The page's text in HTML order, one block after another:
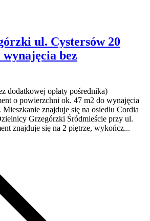
ul. Cystersów 20
wynajęcia bez
dodatkowej opłaty pośrednika)
o powierzchni ok. 47 m2 do wynajęcia
znajduje się na osiedlu Cordia
Grzegórzki Śródmieście przy ul.
znajduje się na 2 piętrze, wykończ...